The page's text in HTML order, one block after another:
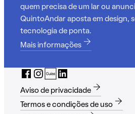
quem precisa de um lar ou
QuintoAndar aposta em design,
tecnologia de ponta.
Mais informações
Aviso de privacidade
Termos e condições de uso